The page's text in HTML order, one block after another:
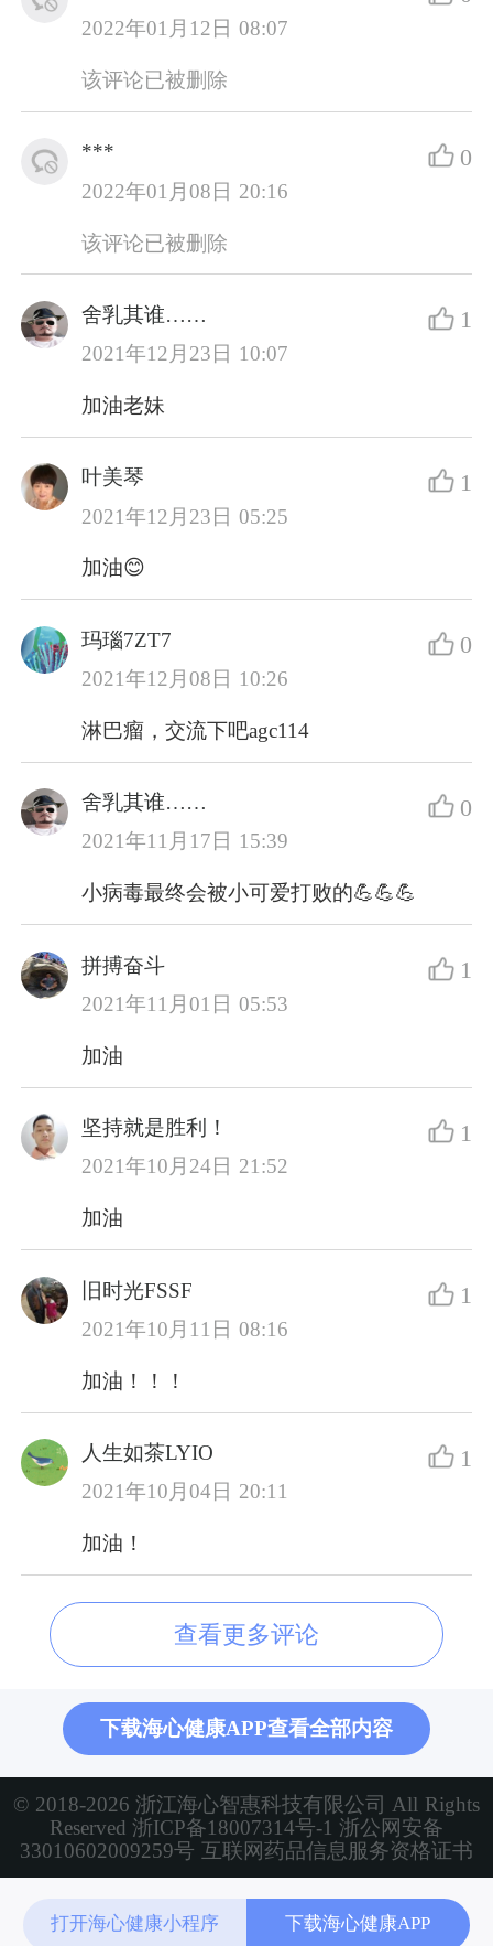
2022年01月12日 08:07
该评论已被删除
***
2022年01月08日 20:16
0
该评论已被删除
舍乳其谁……
2021年12月23日 10:07
1
加油老妹
叶美琴
2021年12月23日 05:25
1
加油😊
玛瑙7ZT7
2021年12月08日 10:26
0
淋巴瘤，交流下吧agc114
舍乳其谁……
2021年11月17日 15:39
0
小病毒最终会被小可爱打败的💪💪💪
拼搏奋斗
2021年11月01日 05:53
1
加油
坚持就是胜利！
2021年10月24日 21:52
1
加油
旧时光FSSF
2021年10月11日 08:16
1
加油！！！
人生如茶LYIO
2021年10月04日 20:11
1
加油！
查看更多评论
下载海心健康APP查看全部内容
© 2018-2026 浙江海心智惠科技有限公司 All Rights
Reserved 浙ICP备18007314号-1 浙公网安备
33010602009259号 互联网药品信息服务资格证书
打开海心健康小程序 下载海心健康APP